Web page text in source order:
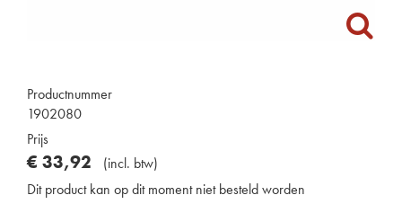
Productnummer
1902080
Prijs
€ 33,92 (incl. btw)
Dit product kan op dit moment niet besteld worden